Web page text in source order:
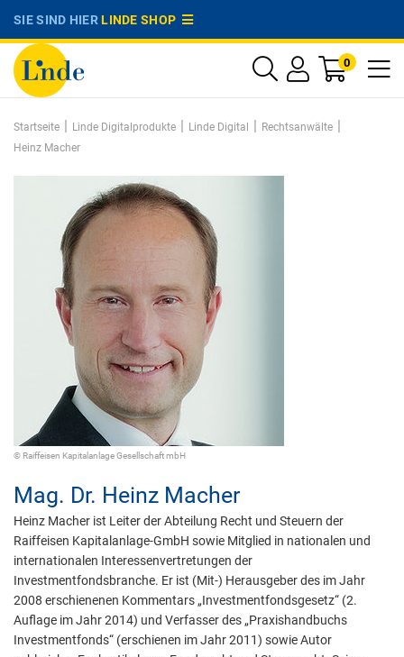
SIE SIND HIERLINDE SHOP
0
Startseite | Linde Digitalprodukte | Linde Digital | Rechtsanwälte |
Heinz Macher
© Raiffeisen Kapitalanlage Gesellschaft mbH
Mag. Dr. Heinz Macher
Heinz Macher ist Leiter der Abteilung Recht und Steuern der
Raiffeisen Kapitalanlage-GmbH sowie Mitglied in nationalen und
internationalen Interessenvertretungen der
Investmentfondsbranche. Er ist (Mit-) Herausgeber des im Jahr
2008 erschienenen Kommentars „Investmentfondsgesetz“ (2.
Auflage im Jahr 2014) und Verfasser des „Praxishandbuchs
Investmentfonds“ (erschienen im Jahr 2011) sowie Autor